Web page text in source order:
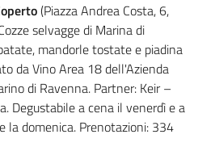
(Piazza Andrea Costa, 6,
selvagge di Marina di
mandorle tostate e piadina
da Vino Area 18 dell'Azienda
di Ravenna. Partner: Keir –
Degustabile a cena il venerdì e a
la domenica. Prenotazioni: 334